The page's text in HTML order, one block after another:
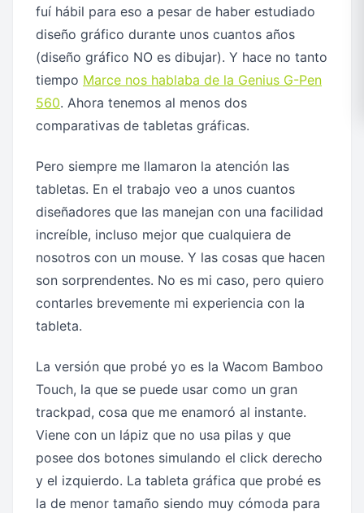
fuí hábil para eso a pesar de haber estudiado
diseño gráfico durante unos cuantos años
(diseño gráfico NO es dibujar). Y hace no tanto
tiempo Marce nos hablaba de la Genius G-Pen
560. Ahora tenemos al menos dos
comparativas de tabletas gráficas.
Pero siempre me llamaron la atención las
tabletas. En el trabajo veo a unos cuantos
diseñadores que las manejan con una facilidad
increíble, incluso mejor que cualquiera de
nosotros con un mouse. Y las cosas que hacen
son sorprendentes. No es mi caso, pero quiero
contarles brevemente mi experiencia con la
tableta.
La versión que probé yo es la Wacom Bamboo
Touch, la que se puede usar como un gran
trackpad, cosa que me enamoró al instante.
Viene con un lápiz que no usa pilas y que
posee dos botones simulando el click derecho
y el izquierdo. La tableta gráfica que probé es
la de menor tamaño siendo muy cómoda para